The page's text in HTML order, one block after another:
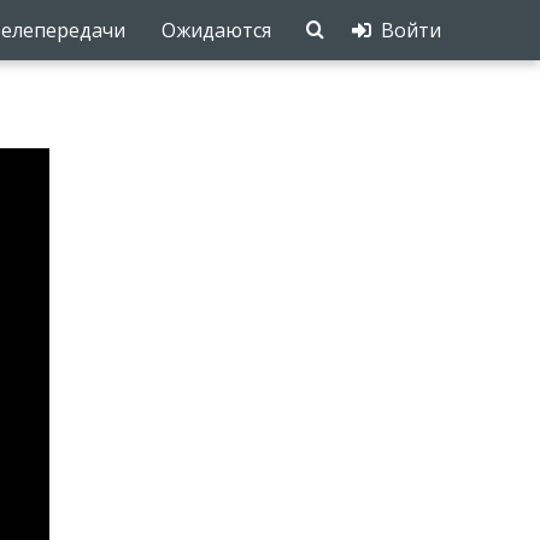
Ожидаются Войти